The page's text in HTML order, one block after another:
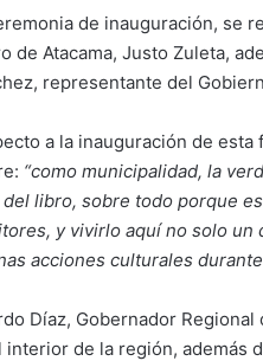
de inauguración, se
de Atacama, Justo Zuleta,
representante del
a la inauguración de
“como municipalidad, la
del libro, sobre todo porque
y vivirlo aquí no solo un
acciones culturales
Díaz, Gobernador
interior de la región, además